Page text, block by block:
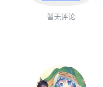
暂无评论